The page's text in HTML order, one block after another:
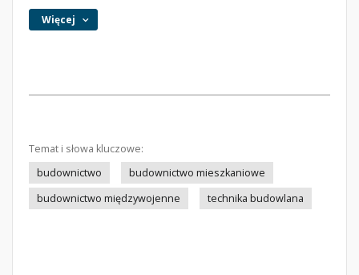
Więcej
Temat i słowa kluczowe:
budownictwo
budownictwo mieszkaniowe
budownictwo międzywojenne
technika budowlana